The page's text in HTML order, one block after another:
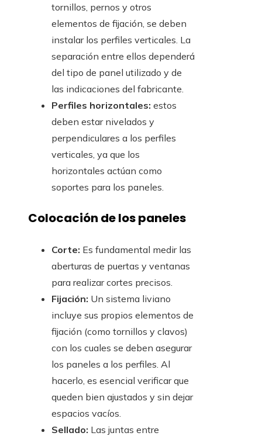
tornillos, pernos y otros
elementos de fijación, se deben
instalar los perfiles verticales. La
separación entre ellos dependerá
del tipo de panel utilizado y de
las indicaciones del fabricante.
Perfiles horizontales: estos
deben estar nivelados y
perpendiculares a los perfiles
verticales, ya que los
horizontales actúan como
soportes para los paneles.
Colocación de los paneles
Corte: Es fundamental medir las
aberturas de puertas y ventanas
para realizar cortes precisos.
Fijación: Un sistema liviano
incluye sus propios elementos de
fijación (como tornillos y clavos)
con los cuales se deben asegurar
los paneles a los perfiles. Al
hacerlo, es esencial verificar que
queden bien ajustados y sin dejar
espacios vacíos.
Sellado: Las juntas entre